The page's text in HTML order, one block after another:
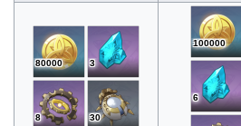
80000 3
8 30
100000
6